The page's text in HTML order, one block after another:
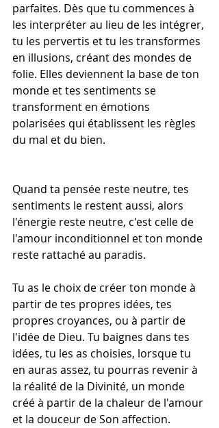
parfaites. Dès que tu commences à
les interpréter au lieu de les intégrer,
tu les pervertis et tu les transformes
en illusions, créant des mondes de
folie. Elles deviennent la base de ton
monde et tes sentiments se
transforment en émotions
polarisées qui établissent les règles
du mal et du bien.
Quand ta pensée reste neutre, tes
sentiments le restent aussi, alors
l'énergie reste neutre, c'est celle de
l'amour inconditionnel et ton monde
reste rattaché au paradis.
Tu as le choix de créer ton monde à
partir de tes propres idées, tes
propres croyances, ou à partir de
l'idée de Dieu. Tu baignes dans tes
idées, tu les as choisies, lorsque tu
en auras assez, tu pourras revenir à
la réalité de la Divinité, un monde
créé à partir de la chaleur de l'amour
et la douceur de Son affection.